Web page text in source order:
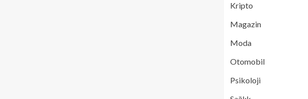
Kripto
Magazin
Moda
Otomobil
Psikoloji